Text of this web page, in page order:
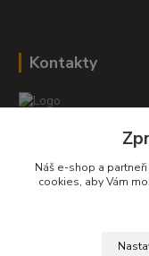
Kontakty
+420 604 278
obchod-
Náš e-shop a
cookies, aby Vám